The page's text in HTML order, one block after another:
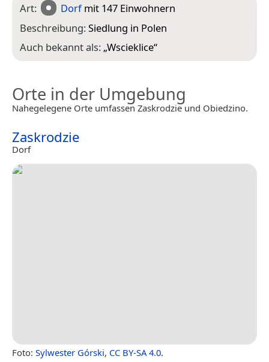
Art: Dorfmit 147 Einwohnern
Beschreibung:Siedlung in Polen
Auch bekannt als: „Wscieklice“
Orte in der Umgebung
Nahegelegene Orte umfassen Zaskrodzie und Obiedzino.
Zaskrodzie
Dorf
Foto: Sylwester Górski, CC BY-SA 4.0.